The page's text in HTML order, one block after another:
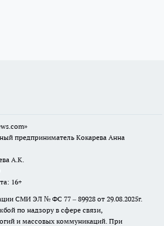
предприниматель Кокарева Анна
А.К.
16+
СМИ ЭЛ № ФС 77 – 89928 от 29.08.2025г.
по надзору в сфере связи,
и массовых коммуникаций. При